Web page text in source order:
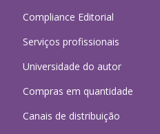
Compliance Editorial
Serviços profissionais
Universidade do autor
Compras em quantidade
Canais de distribuição